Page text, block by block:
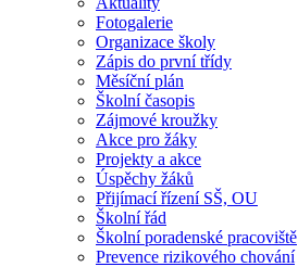
Fotogalerie
Organizace školy
Zápis do první třídy
Měsíční plán
Školní časopis
Zájmové kroužky
Akce pro žáky
Projekty a akce
Úspěchy žáků
Přijímací řízení SŠ, OU
Školní řád
Školní poradenské pracoviště
Prevence rizikového chování